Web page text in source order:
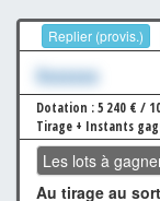
Replier (provis.)
Xxxxxxx
Dotation : 5 240 € /
Tirage + Instants
Les lots à
Au tirage au